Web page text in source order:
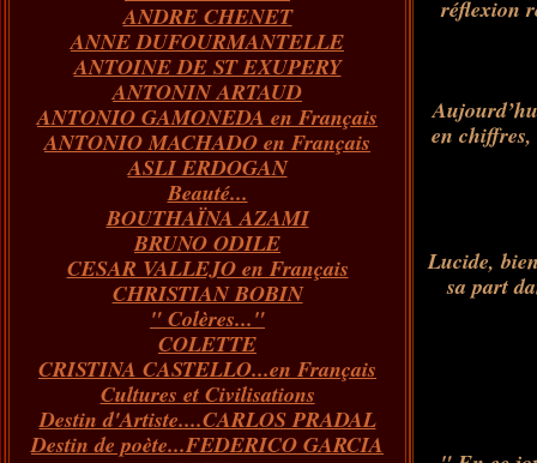
Janvier(60)
Février(68)
Janvier(86)
Mars(65)
Février(70)
Janvier(66)
Avril(76)
Mars(66)
Février(67)
Janvier(73)
Mai(82)
Avril(62)
Mars(66)
Février(55)
Janvier(43)
Juin(84)
Mai(89)
Avril(59)
Mars(73)
Février(54)
Janvier(51)
Juillet(72)
Juin(65)
Mai(97)
Avril(73)
Mars(100)
Février(146)
Janvier(124)
Août(40)
Juillet(31)
Juin(26)
ANDRE CHENET
ANNE DUFOURMANTELLE
ANTOINE DE ST EXUPERY
ANTONIN ARTAUD
ANTONIO GAMONEDA en Français
ANTONIO MACHADO en Français
ASLI ERDOGAN
Beauté...
BOUTHAÏNA AZAMI
BRUNO ODILE
CESAR VALLEJO en Français
CHRISTIAN BOBIN
" Colères..."
COLETTE
CRISTINA CASTELLO...en Français
Cultures et Civilisations
Destin d'Artiste....CARLOS PRADAL
Destin de poète...FEDERICO GARCIA
réflexion
en chiffres,
Lucide,
sa part